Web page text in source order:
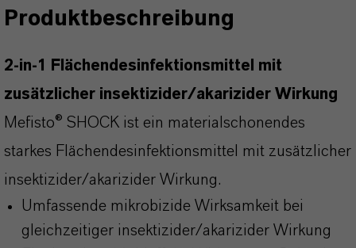
Produktbeschreibung
2-in-1 Flächendesinfektionsmittel mit
zusätzlicher insektizider/akarizider Wirkung
Mefisto® SHOCK ist ein materialschonendes
starkes Flächendesinfektionsmittel mit zusätzlicher
insektizider/akarizider Wirkung.
Umfassende mikrobizide Wirksamkeit bei
gleichzeitiger insektizider/akarizider Wirkung